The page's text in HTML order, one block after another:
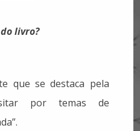
livro?
que se destaca pela
por temas de